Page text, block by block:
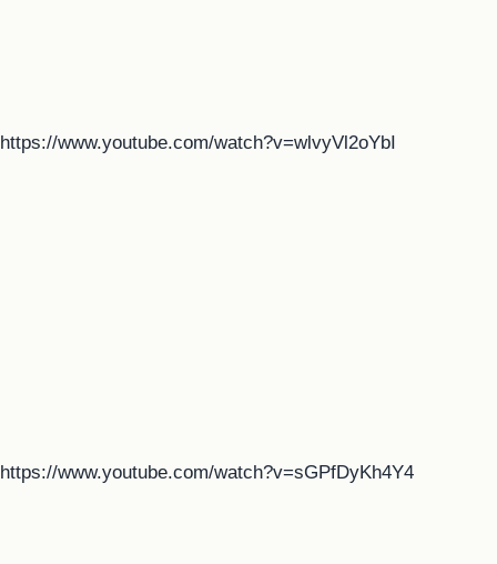
https://www.youtube.com/watch?v=wlvyVl2oYbI
https://www.youtube.com/watch?v=sGPfDyKh4Y4